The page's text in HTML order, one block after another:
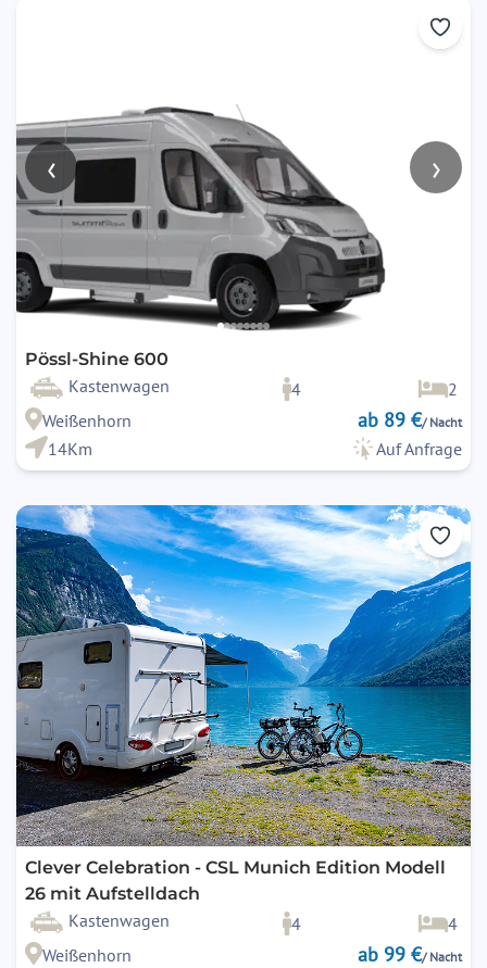
‹ ›
Pössl-Shine 600
Kastenwagen 4
2
Weißenhorn
ab 89 €/ Nacht
14Km Auf Anfrage
Clever Celebration - CSL Munich Edition Modell
26 mit Aufstelldach
Kastenwagen 4
4
Weißenhorn
ab 99 €/ Nacht